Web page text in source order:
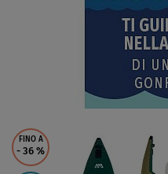
FINO A
- 36 %